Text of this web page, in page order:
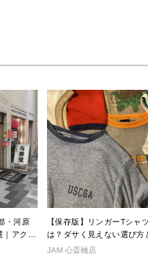
・河原
アクセ
ョップ
【保存版】リンガーTシャ
は？ダサく見えない選び方
こなし完全ガイド
JAM 心斎橋店